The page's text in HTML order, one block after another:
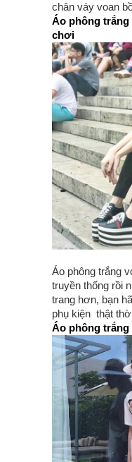
chân váy voan
Áo phông trắng
chơi
Áo phông trắng
truyền thống rồi
trang hơn, bạn
phụ kiện thật
Áo phông trắng